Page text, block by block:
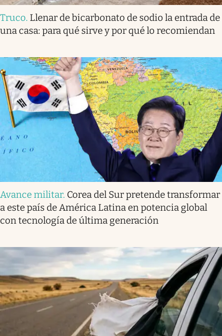
Truco. Llenar de bicarbonato de sodio la entrada de
una casa: para qué sirve y por qué lo recomiendan
Avance militar. Corea del Sur pretende transformar
a este país de América Latina en potencia global
con tecnología de última generación